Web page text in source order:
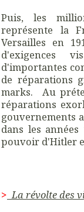
Puis, les
représente la
Versailles en
d'exigences
d'importantes
de réparations
marks. Au
réparations
gouvernements
dans les
pouvoir d'Hitler
> La révolte des